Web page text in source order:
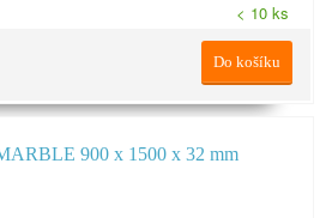
< 10 ks
Do košíku
900 x 1500 x 32 mm